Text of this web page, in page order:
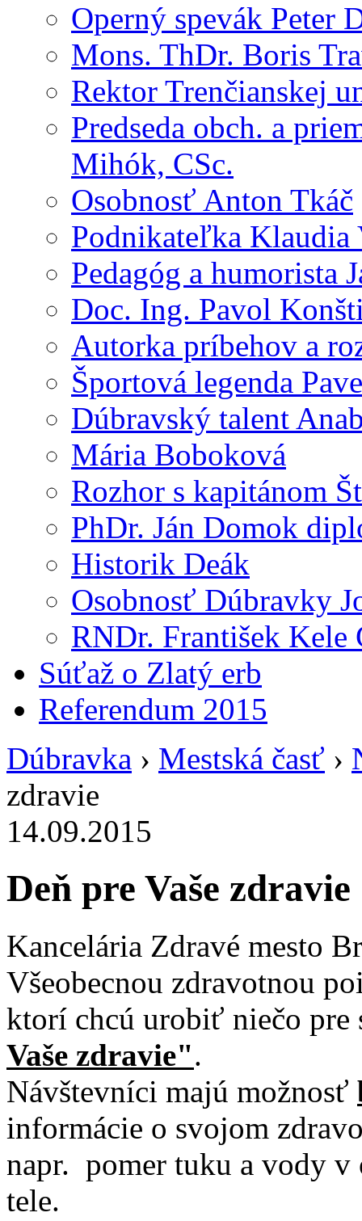
Operný spevák Peter
Mons. ThDr. Boris
Rektor Trenčianskej
Predseda obch. a
Mihók, CSc.
Osobnosť Anton Tkáč
Podnikateľka Klaudia
Pedagóg a humorista
Doc. Ing. Pavol
Autorka príbehov a
Športová legenda
Dúbravský talent
Mária Boboková
Rozhor s kapitánom
PhDr. Ján Domok
Historik Deák
Osobnosť Dúbravky
RNDr. František Kele
Súťaž o Zlatý erb
Referendum 2015
Dúbravka › Mestská časť ›
zdravie
14.09.2015
Deň pre Vaše zdravie
Kancelária Zdravé mesto
Všeobecnou zdravotnou
ktorí chcú urobiť niečo
Vaše zdravie".
Návštevníci majú možnosť
informácie o svojom
napr. pomer tuku a vody v
tele.